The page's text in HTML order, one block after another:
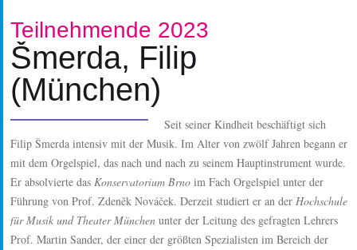
Teilnehmende 2023
Šmerda, Filip
(München)
Seit seiner Kindheit beschäftigt sich
Filip Šmerda intensiv mit der Musik. Im Alter von zwölf Jahren begann er
mit dem Orgelspiel, das nach und nach zu seinem Hauptinstrument wurde.
Er absolvierte das Konservatorium Brnoim Fach Orgelspiel unter der
Führung von Prof. Zdeněk Nováček. Derzeit studiert er an der Hochschule
für Musik und Theater Münchenunter der Leitung des gefragten Lehrers
Prof. Martin Sander, der einer der größten Spezialisten im Bereich der